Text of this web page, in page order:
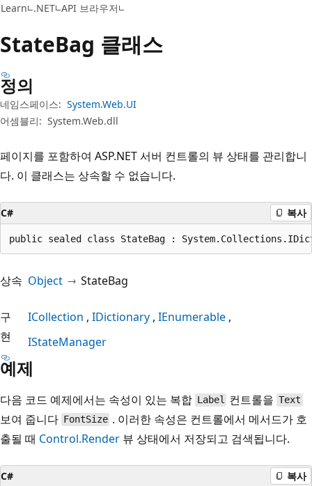
Learn .NET API 브라우저
StateBag 클래스
정의
네임스페이스: System.Web.UI
어셈블리: System.Web.dll
페이지를 포함하여 ASP.NET 서버 컨트롤의 뷰 상태를 관리합니
다. 이 클래스는 상속할 수 없습니다.
C# 복사
public sealed class StateBag :
상속 Object StateBag
구
현
ICollection IDictionary IEnumerable
IStateManager
예제
다음 코드 예제에서는 속성이 있는 복합 Label 컨트롤을Text
보여 줍니다 FontSize . 이러한 속성은 컨트롤에서 메서드가 호
출될 때 Control.Render 뷰 상태에서 저장되고 검색됩니다.
C# 복사